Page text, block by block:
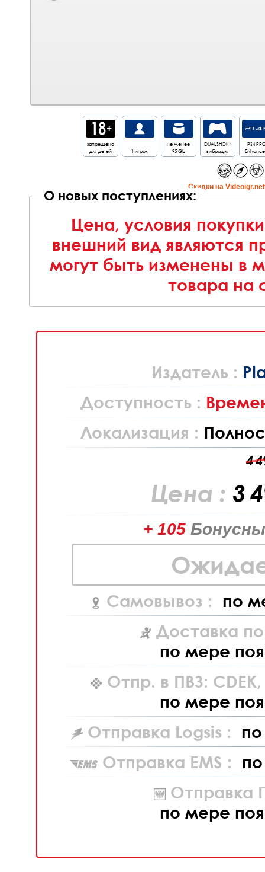
запрещено
для детей
1 игрок
не менее
95 Gb
DUALSHOK4
вибрация
PS4
Cкидки на
О новых поступлениях:
Цена, условия
внешний вид являются
могут быть изменены в
товара на
Издатель :
Доступность :
Локализация :
4
Цена : 3
+ 105
Самовывоз : по
Доставка
по мере
Отпр. в ПВЗ: CDEK,
по мере
Отправка Logsis :
Отправка EMS :
Отправка
по мере